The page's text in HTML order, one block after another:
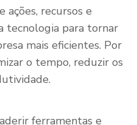
ações, recursos e
tecnologia para tornar
mais eficientes. Por
o tempo, reduzir os
ferramentas e